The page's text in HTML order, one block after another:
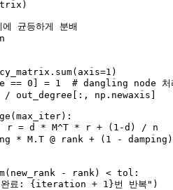
균등하게 분배
sum(axis=1 )
==
0 ] = 1
# dangling node 처
out_degree[:, np.newaxis]
(max_iter):
: r = d * M^T * r + (1-d) / n
* M.T @ rank + (
1 -
- rank) < tol:
료: {iteration + 1 }번 반복" )